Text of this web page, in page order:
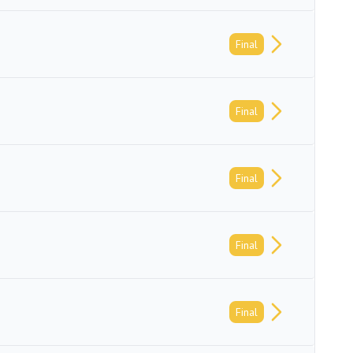
Final
Final
Final
Final
Final